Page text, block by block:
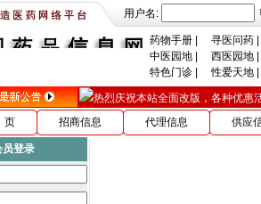
用户名:
药物手册 寻医问药
中医园地
西医园地
特色门诊| 性爱天地|
热烈庆祝本站全面改版，各种优惠
招商信息 代理信息 供应
员登录